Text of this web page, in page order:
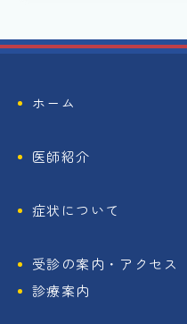
ホーム
医師紹介
症状について
受診の案内・アクセス
診療案内